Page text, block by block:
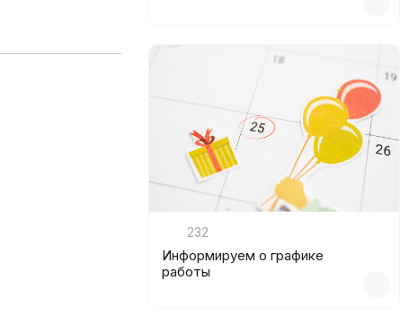
232
Информируем о графике
работы